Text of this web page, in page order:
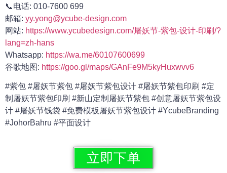
📞电话: 010-7600 699
邮箱: yy.yong@ycube-design.com
网站: https://www.ycubedesign.com/屠妖节-紫包-设计-印刷/?
lang=zh-hans
Whatsapp: https://wa.me/60107600699
谷歌地图: https://goo.gl/maps/GAnFe9M5kyHuxwvv6
#紫包 #屠妖节紫包 #屠妖节紫包设计 #屠妖节紫包印刷 #定
制屠妖节紫包印刷 #新山定制屠妖节紫包 #创意屠妖节紫包设
计 #屠妖节钱袋 #免费模板屠妖节紫包设计 #YcubeBranding
#JohorBahru #平面设计
立即下单